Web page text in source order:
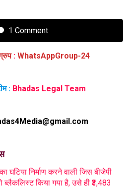
1 Comment
: WhatsAppGroup-24
: Bhadas Legal Team
निर्माण करने वाली जिस बीजेपी
किया गया है, उसे ही ₹3,483